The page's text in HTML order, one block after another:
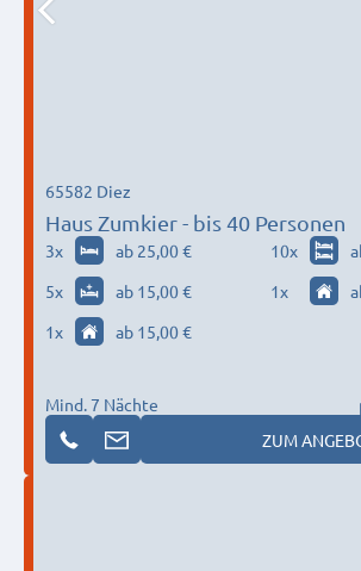
Haus Zumkier - bis 40 Personen
65582 Diez
3x ab 25,00 € 10x
5x ab 15,00 € 1x
1x ab 15,00 €
Mind. 7 Nächte
ZUM